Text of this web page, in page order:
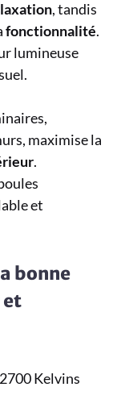
, tandis
fonctionnalité.
lumineuse
maximise la
.
et
bonne
et
Kelvins